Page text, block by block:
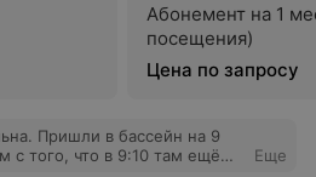
Абонемент на 1
посещения)
Цена по запросу
Пришли в бассейн на 9
с того, что в 9:10 там ещё
Еще